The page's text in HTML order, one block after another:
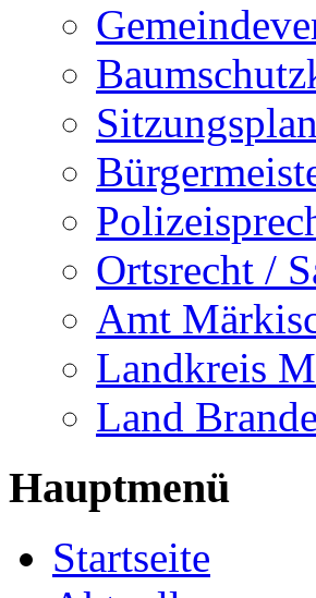
Sitzungsplan
Ortsrecht /
Amt
Landkreis
Land
Hauptmenü
Startseite